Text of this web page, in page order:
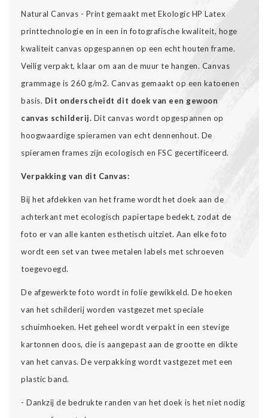
Natural Canvas - Print gemaakt met Ekologic HP Latex
printtechnologie en in een in fotografische kwaliteit, hoge
kwaliteit canvas opgespannen op een echt houten frame.
Veilig verpakt, klaar om aan de muur te hangen. Canvas
grammage is 260 g/m2. Canvas gemaakt op een katoenen
basis. Dit onderscheidt dit doek van een gewoon
canvas schilderij. Dit canvas wordt opgespannen op
hoogwaardige spieramen van echt dennenhout. De
spieramen frames zijn ecologisch en FSC gecertificeerd.
Verpakking van dit Canvas:
Bij het afdekken van het frame wordt het doek aan de
achterkant met ecologisch papiertape bedekt, zodat de
foto er van alle kanten esthetisch uitziet. Aan elke foto
wordt een set van twee metalen labels met schroeven
toegevoegd.
De afgewerkte foto wordt in folie gewikkeld. De hoeken
van het schilderij worden vastgezet met speciale
schuimhoeken. Het geheel wordt verpakt in een stevige
kartonnen doos, die is aangepast aan de grootte en dikte
van het canvas. De verpakking wordt vastgezet met een
plastic band.
- Dankzij de bedrukte randen van het doek is het niet nodig